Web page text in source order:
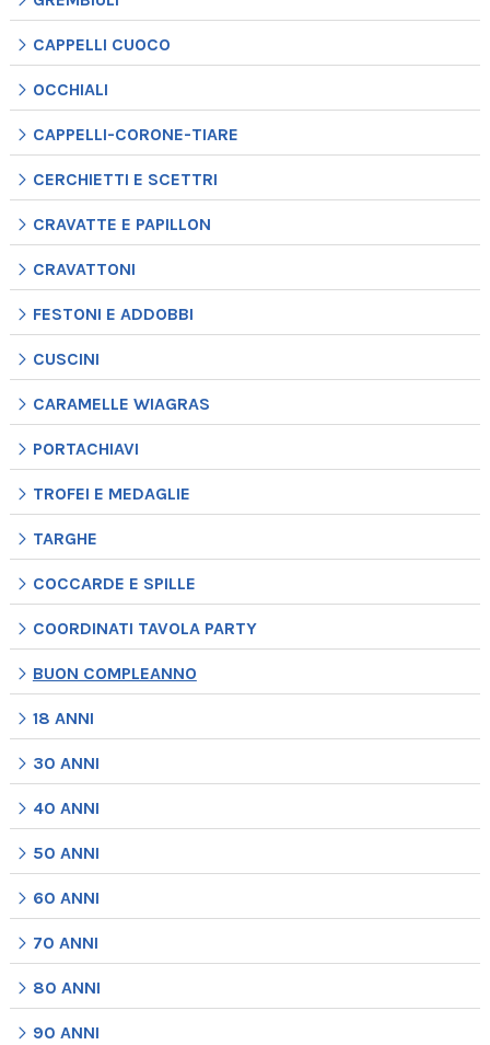
CAPPELLI CUOCO
OCCHIALI
CAPPELLI-CORONE-TIARE
CERCHIETTI E SCETTRI
CRAVATTE E PAPILLON
CRAVATTONI
FESTONI E ADDOBBI
CUSCINI
CARAMELLE WIAGRAS
PORTACHIAVI
TROFEI E MEDAGLIE
TARGHE
COCCARDE E SPILLE
COORDINATI TAVOLA PARTY
BUON COMPLEANNO
18 ANNI
30 ANNI
40 ANNI
50 ANNI
60 ANNI
70 ANNI
80 ANNI
90 ANNI